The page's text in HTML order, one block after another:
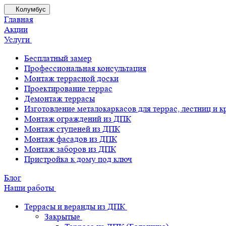
Колумбус
Главная
Акции
Услуги
Бесплатный замер
Профессиональная консультация
Монтаж террасной доски
Проектирование террас
Демонтаж террасы
Изготовление металокаркасов для террас, лестниц и
Монтаж ограждений из ДПК
Монтаж ступеней из ДПК
Монтаж фасадов из ДПК
Монтаж заборов из ДПК
Пристройка к дому под ключ
Блог
Наши работы
Террасы и веранды из ДПК
Закрытые